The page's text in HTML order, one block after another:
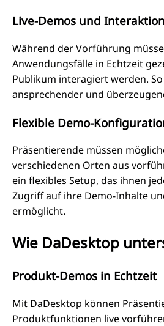
Live-Demos und Interaktion
Während der Vorführung
Anwendungsfälle in Echtzeit
Publikum interagiert werden.
ansprechender und
Flexible Demo-
Präsentierende müssen
verschiedenen Orten aus
ein flexibles Setup, das ihnen
Zugriff auf ihre Demo-Inhalte
ermöglicht.
Wie DaDesktop
Produkt-Demos in Echtzeit
Mit DaDesktop können
Produktfunktionen live